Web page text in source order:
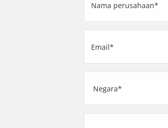
perusahaan
(Required)
(Required)
Country